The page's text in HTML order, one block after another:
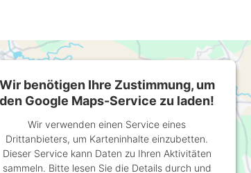
Wir benötigen Ihre Zustimmung, um
den Google Maps-Service zu laden!
Wir verwenden einen Service eines
Drittanbieters, um Karteninhalte einzubetten.
Dieser Service kann Daten zu Ihren Aktivitäten
sammeln. Bitte lesen Sie die Details durch und